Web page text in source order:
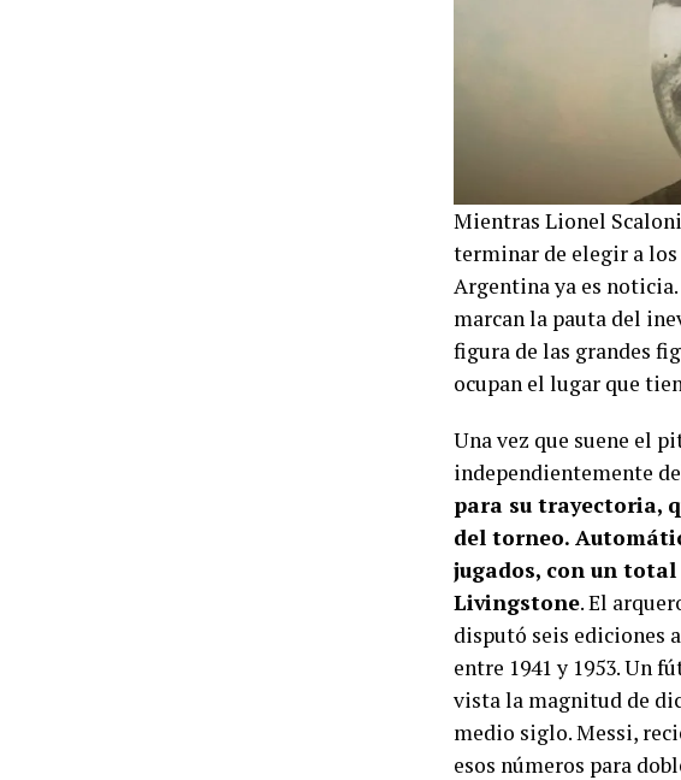
Mientras Lionel
terminar de elegir a
Argentina ya es
marcan la pauta del
figura de las grandes
ocupan el lugar que
Una vez que suene el
independientemente
para su trayectoria,
del torneo.
jugados, con un
Livingstone. El
disputó seis ediciones
entre 1941 y 1953. Un
vista la magnitud de
medio siglo. Messi,
esos números para